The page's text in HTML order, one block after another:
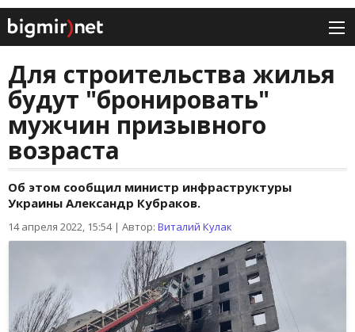
Для строительства жилья
будут "бронировать"
мужчин призывного
возраста
Об этом сообщил министр инфраструктуры
Украины Александр Кубраков.
14 апреля 2022, 15:54| Автор: Виталий Кулак